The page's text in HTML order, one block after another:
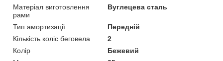
Матеріал виготовлення
рами
Вуглецева сталь
Тип амортизації
Передній
Кількість коліс беговела
2
Колір
Бежевий